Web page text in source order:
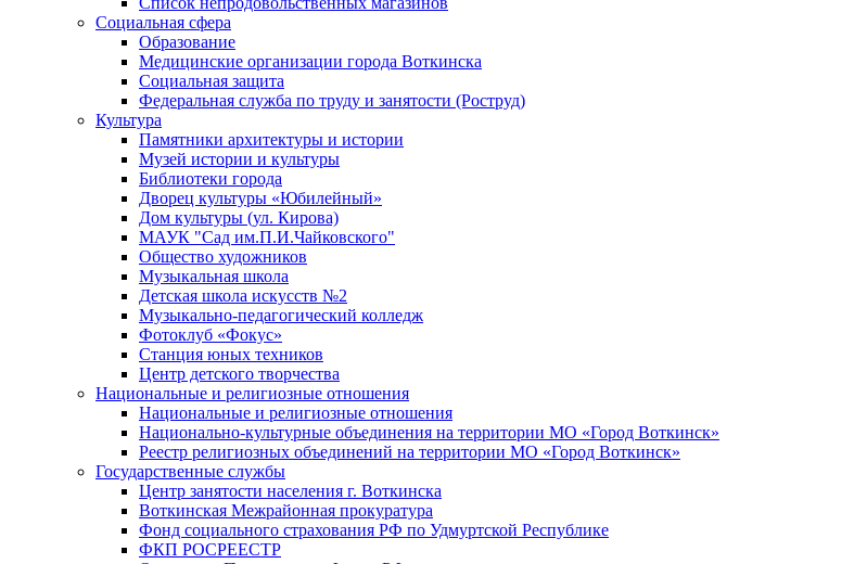
Социальная сфера
Образование
Медицинские организации города Воткинска
Социальная защита
Федеральная служба по труду и занятости (Роструд)
Культура
Памятники архитектуры и истории
Музей истории и культуры
Библиотеки города
Дворец культуры «Юбилейный»
Дом культуры (ул. Кирова)
МАУК "Сад им.П.И.Чайковского"
Общество художников
Музыкальная школа
Детская школа искусств №2
Музыкально-педагогический колледж
Фотоклуб «Фокус»
Станция юных техников
Центр детского творчества
Национальные и религиозные отношения
Национальные и религиозные отношения
Национально-культурные объединения на территории МО «Город Воткинск»
Реестр религиозных объединений на территории МО «Город Воткинск»
Государственные службы
Центр занятости населения г. Воткинска
Воткинская Межрайонная прокуратура
Фонд социального страхования РФ по Удмуртской Республике
ФКП РОСРЕЕСТР